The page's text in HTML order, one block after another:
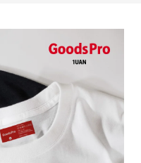
単価 金額
合計金額 ¥0 （税込）
れる
す）当社の取り扱
はデザインテン
ので、ご購入後マ
ダウンロードし
サイズで製作する
インを応用して自
い！などのデザ
分たちの団体の
挿入するなどの
場所の風向きを
ているよりも右
と思うかもしれ
きを決めてから
デザインをする
ットをする際の都合
きましてはｍｍ単
的なサイズも多少の
性があります。
ットをする際の都合
きましてはｍｍ単
的なサイズも多少の
性があります。
縫いこみポール
ル自体を包み込
ザインがより目
縫いこみポール
ル自体を包み込
ザインがより目
度を折り返し、縫
加工をすることで
返し加工されま
けてしまうこと
償で付いてきます。
）
ンジといわれる
い生地を使用し
1本（2分割）
［ +33円 ］
2本（3分割）
［ +66円 ］